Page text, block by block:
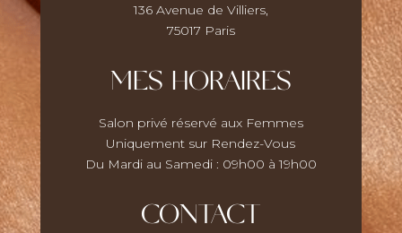
136 Avenue de Villiers,
75017 Paris
MES HORAIRES
Salon privé réservé aux Femmes
Uniquement sur Rendez-Vous
Du Mardi au Samedi : 09h00 à 19h00
CONTACT